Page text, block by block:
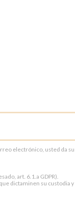
electrónico, usted da
art. 6.1.a GDPR).
dictaminen su custodia y